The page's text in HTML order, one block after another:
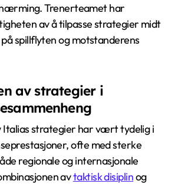
Trenerteamet har
av å tilpasse strategier midt
spillflyten og motstanderens
av strategier i
Italias strategier har vært tydelig i
ofte med sterke
regionale og internasjonale
avtaktisk disiplinog